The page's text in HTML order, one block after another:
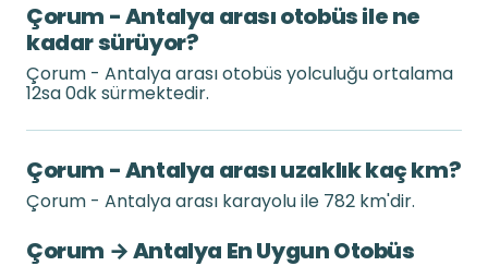
Çorum - Antalya arası otobüs ile ne
kadar sürüyor?
Çorum - Antalya arası otobüs yolculuğu ortalama
12sa 0dk sürmektedir.
Çorum - Antalya arası uzaklık kaç km?
Çorum - Antalya arası karayolu ile 782 km'dir.
Çorum → Antalya En Uygun Otobüs